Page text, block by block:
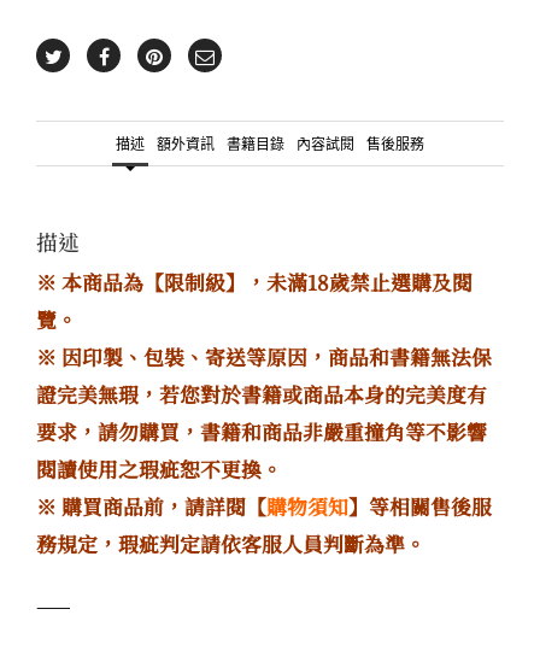
描述 額外資訊 書籍目錄 內容試閱 售後服務
描述
※ 本商品為【限制級】，未滿18歲禁止選購及閱
覽。
※ 因印製、包裝、寄送等原因，商品和書籍無法保
證完美無瑕，若您對於書籍或商品本身的完美度有
要求，請勿購買，書籍和商品非嚴重撞角等不影響
閱讀使用之瑕疵恕不更換。
※ 購買商品前，請詳閱【購物須知】等相關售後服
務規定，瑕疵判定請依客服人員判斷為準。
——